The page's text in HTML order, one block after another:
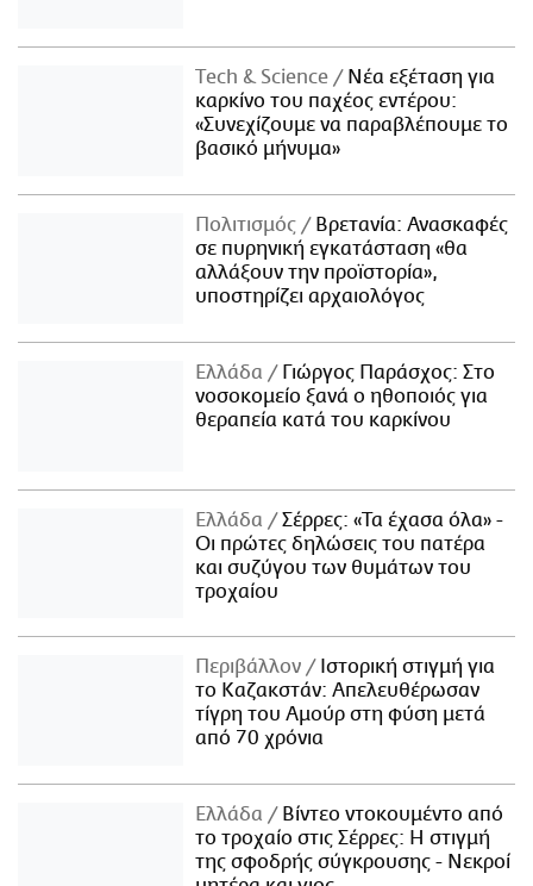
Τech & Science
Νέα εξέταση για
καρκίνο του παχέος εντέρου:
«Συνεχίζουμε να παραβλέπουμε το
βασικό μήνυμα»
Πολιτισμός
Βρετανία: Ανασκαφές
σε πυρηνική εγκατάσταση «θα
αλλάξουν την προϊστορία»,
υποστηρίζει αρχαιολόγος
Ελλάδα
Γιώργος Παράσχος: Στο
νοσοκομείο ξανά ο ηθοποιός για
θεραπεία κατά του καρκίνου
Ελλάδα
Σέρρες: «Τα έχασα όλα» -
Οι πρώτες δηλώσεις του πατέρα
και συζύγου των θυμάτων του
τροχαίου
Περιβάλλον
Ιστορική στιγμή για
το Καζακστάν: Απελευθέρωσαν
τίγρη του Αμούρ στη φύση μετά
από 70 χρόνια
Ελλάδα
Βίντεο ντοκουμέντο από
το τροχαίο στις Σέρρες: Η στιγμή
της σφοδρής σύγκρουσης - Νεκροί